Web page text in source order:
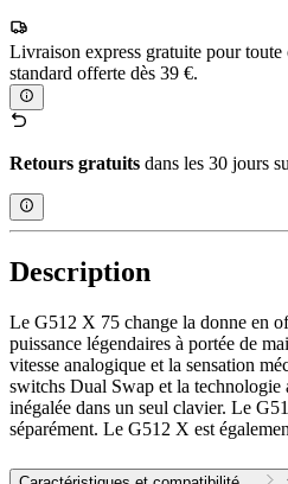
Livraison express gratuite pour
standard offerte dès 39 €.
Retours gratuits dans les 30 jours
Description
Le G512 X 75 change la donne en
puissance légendaires à portée de
vitesse analogique et la sensation
switchs Dual Swap et la
inégalée dans un seul clavier. Le
séparément. Le G512 X est